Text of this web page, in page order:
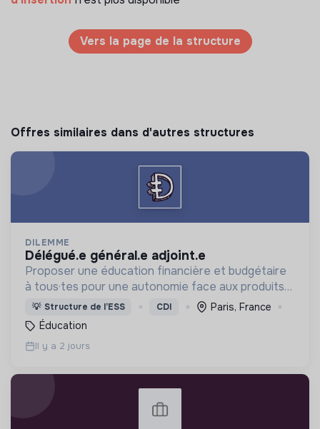
Vers la page de la structure
Offres similaires dans d'autres structures
DILEMME
délégué.e général.e adjoint.e
Proposer une éducation financière et budgétaire
à tous·tes pour une autonomie face aux produits
financiers, bancaires et assurantiels et briser le
tabou autour de l'argent.
💡 Structure de l’ESS CDI
Paris, France
Éducation
Il y a 2 jours